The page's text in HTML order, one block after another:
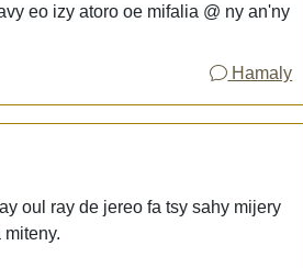
eo izy atoro oe mifalia @ ny an'ny
Hamaly
oul ray de jereo fa tsy sahy mijery